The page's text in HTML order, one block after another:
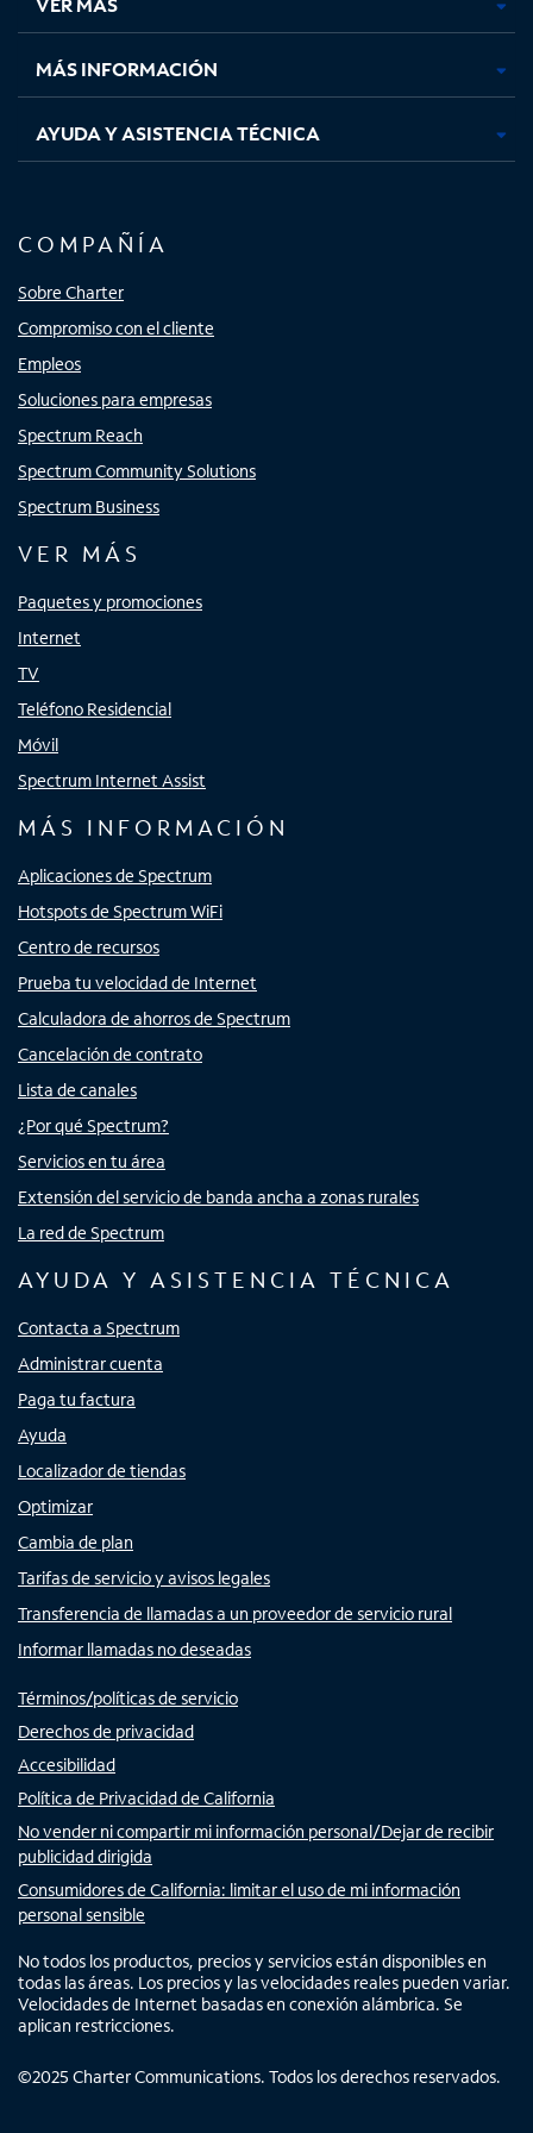
pestaña
nueva
pestaña
nueva
pestaña
nuevanueva
MÁS INFORMACIÓN
AYUDA Y ASISTENCIA TÉCNICA
COMPAÑÍA
Sobre Charter
Compromiso con el cliente
Empleos
Soluciones para empresas
Spectrum Reach
Spectrum Community Solutions
Spectrum Business
VER MÁS
Paquetes y promociones
Internet
TV
Teléfono Residencial
Móvil
Spectrum Internet Assist
MÁS INFORMACIÓN
Aplicaciones de Spectrum
Hotspots de Spectrum WiFi
Centro de recursos
Prueba tu velocidad de Internet
Calculadora de ahorros de Spectrum
Cancelación de contrato
Lista de canales
¿Por qué Spectrum?
Servicios en tu área
Extensión del servicio de banda ancha a zonas rurales
La red de Spectrum
AYUDA Y ASISTENCIA TÉCNICA
Contacta a Spectrum
Administrar cuenta
Paga tu factura
Ayuda
Localizador de tiendas
Optimizar
Cambia de plan
Tarifas de servicio y avisos legales
Transferencia de llamadas a un proveedor de servicio rural
Informar llamadas no deseadas
Términos/políticas de servicio
Derechos de privacidad
Accesibilidad
Política de Privacidad de California
No vender ni compartir mi información personal/Dejar de recibir
publicidad dirigida
Consumidores de California: limitar el uso de mi información
personal sensible
No todos los productos, precios y servicios están disponibles en
todas las áreas. Los precios y las velocidades reales pueden variar.
Velocidades de Internet basadas en conexión alámbrica. Se
aplican restricciones.
©2025 Charter Communications. Todos los derechos reservados.